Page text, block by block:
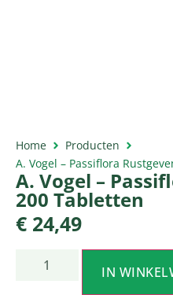
Home
Producten
A. Vogel – Passiflora
A. Vogel –
200 Tabletten
€ 24,49
IN